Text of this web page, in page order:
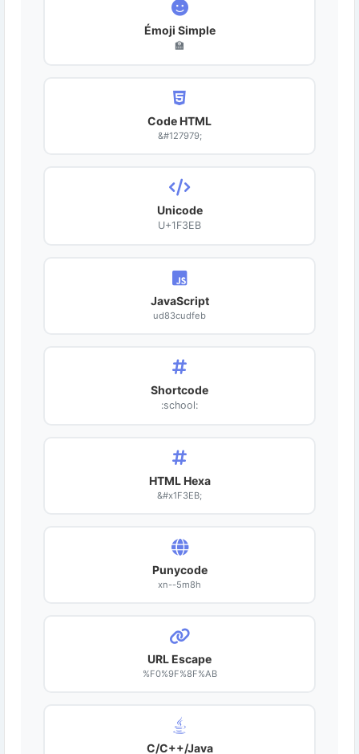
Émoji Simple
🏫
Code HTML
&#127979;
Unicode
U+1F3EB
JavaScript
ud83cudfeb
Shortcode
:school:
HTML Hexa
&#x1F3EB;
Punycode
xn--5m8h
URL Escape
%F0%9F%8F%AB
C/C++/Java